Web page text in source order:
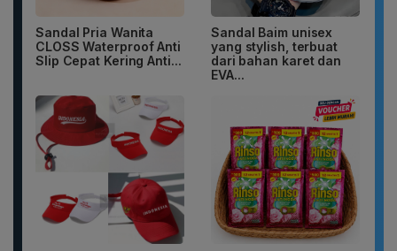
Sandal Pria Wanita
CLOSS Waterproof Anti
Slip Cepat Kering Anti...
Sandal Baim unisex
yang stylish, terbuat
dari bahan karet dan
EVA...